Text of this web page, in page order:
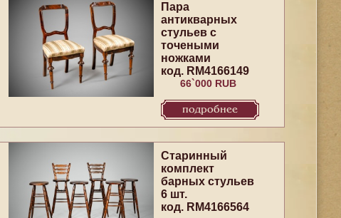
Пара
антикварных
стульев с
точеными
ножками
код. RM4166149
66`000 RUB
подробнее
Старинный
комплект
барных стульев
6 шт.
код. RM4166564